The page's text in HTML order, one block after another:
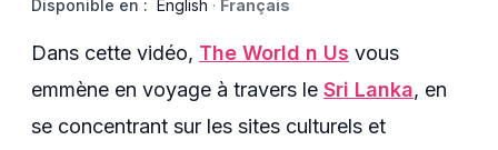
Disponible en : English · Français
Dans cette vidéo, The World n Us vous
emmène en voyage à travers le Sri Lanka, en
se concentrant sur les sites culturels et